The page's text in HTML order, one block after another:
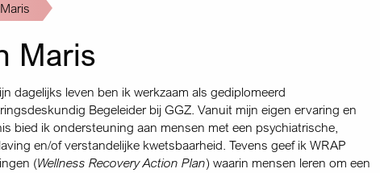
Maris
dagelijks leven ben ik werkzaam als gediplomeerd
Begeleider bij GGZ. Vanuit mijn eigen ervaring en
bied ik ondersteuning aan mensen met een psychiatrische,
en/of verstandelijke kwetsbaarheid. Tevens geef ik WRAP
(Wellness Recovery Action Plan) waarin mensen leren om een